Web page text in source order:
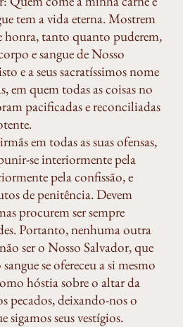
tem a vida eterna. Mostrem
honra, tanto quanto puderem,
e sangue de Nosso
e a seus sacratíssimos nome
em quem todas as coisas no
pacificadas e reconciliadas
em todas as suas ofensas,
se interiormente pela
pela confissão, e
de penitência. Devem
procurem ser sempre
Portanto, nenhuma outra
ser o Nosso Salvador, que
se ofereceu a si mesmo
hóstia sobre o altar da
pecados, deixando-nos o
sigamos seus vestígios.